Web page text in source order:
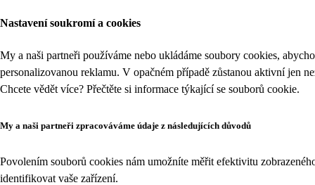
Nastavení soukromí a cookies
My a naši partneři používáme nebo ukládáme soubory cookies,
personalizovanou reklamu. V opačném případě zůstanou aktivní jen
Chcete vědět více? Přečtěte si informace týkající se souborů cookie.
My a naši partneři zpracováváme údaje z následujících důvodů
Povolením souborů cookies nám umožníte měřit efektivitu
identifikovat vaše zařízení.